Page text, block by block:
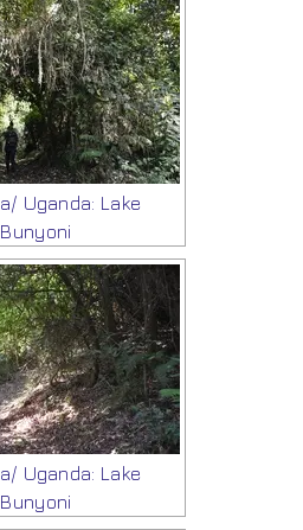
Uganda: Lake
Bunyoni
Uganda: Lake
Bunyoni